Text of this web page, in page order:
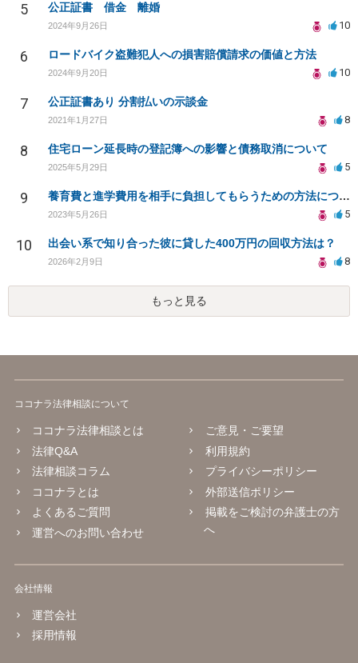
5 公正証書 借金 離婚
2024年9月26日 10
6 ロードバイク盗難犯人への損害賠償請求の価値と方法
2024年9月20日 10
7 公正証書あり 分割払いの示談金
2021年1月27日 8
8 住宅ローン延長時の登記簿への影響と債務取消について
2025年5月29日 5
9 養育費と進学費用を相手に負担してもらうための方法について
2023年5月26日 5
10 出会い系で知り合った彼に貸した400万円の回収方法は？
2026年2月9日 8
もっと見る
ココナラ法律相談について
ココナラ法律相談とは
法律Q&A
法律相談コラム
ココナラとは
よくあるご質問
運営へのお問い合わせ
ご意見・ご要望
利用規約
プライバシーポリシー
外部送信ポリシー
掲載をご検討の弁護士の方
へ
会社情報
運営会社
採用情報